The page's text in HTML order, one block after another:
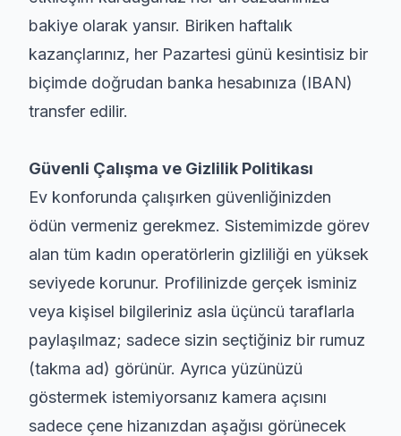
bakiye olarak yansır. Biriken haftalık
kazançlarınız, her Pazartesi günü kesintisiz bir
biçimde doğrudan banka hesabınıza (IBAN)
transfer edilir.
Güvenli Çalışma ve Gizlilik Politikası
Ev konforunda çalışırken güvenliğinizden
ödün vermeniz gerekmez. Sistemimizde görev
alan tüm kadın operatörlerin gizliliği en yüksek
seviyede korunur. Profilinizde gerçek isminiz
veya kişisel bilgileriniz asla üçüncü taraflarla
paylaşılmaz; sadece sizin seçtiğiniz bir rumuz
(takma ad) görünür. Ayrıca yüzünüzü
göstermek istemiyorsanız kamera açısını
sadece çene hizanızdan aşağısı görünecek